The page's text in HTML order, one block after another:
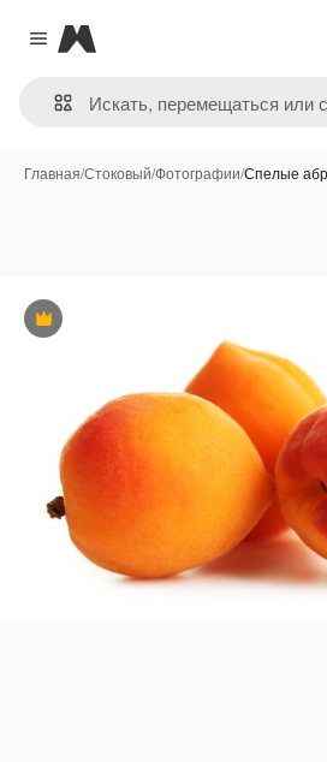
Close menu
Magnific
Главная/Стоковый/Фотографии/Спелые
Премиум